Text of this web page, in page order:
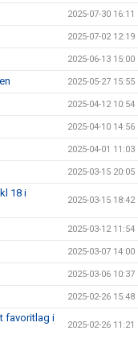
2025-07-30 16:11
2025-07-02 12:19
2025-06-13 15:00
2025-05-27 15:55
2025-04-12 10:54
2025-04-10 14:56
2025-04-01 11:03
2025-03-15 20:05
18 i
2025-03-15 18:42
2025-03-12 11:54
2025-03-07 14:00
2025-03-06 10:37
2025-02-26 15:48
favoritlag i
2025-02-26 11:21